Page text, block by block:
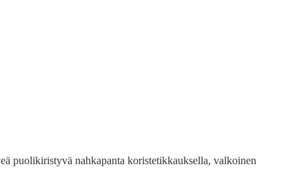
puolikiristyvä nahkapanta koristetikkauksella, valkoinen